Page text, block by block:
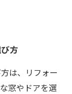
方
は、リフォー
窓やドアを選